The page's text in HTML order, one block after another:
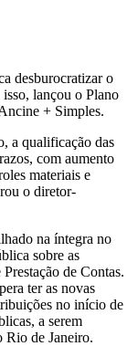
desburocratizar o
lançou o Plano
+ Simples.
a qualificação das
com aumento
materiais e
o diretor-
na íntegra no
sobre as
de Contas.
ter as novas
no início de
a serem
Rio de Janeiro.